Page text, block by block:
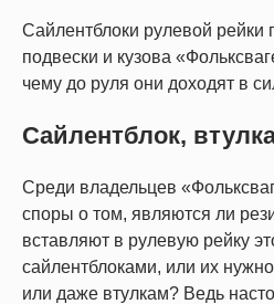
Сайлентблоки рулевой рейки
подвески и кузова
чему до руля они доходят в
Сайлентблок,
Среди владельцев
споры о том, являются ли
вставляют в рулевую рейку
сайлентблоками, или их
или даже втулкам? Ведь